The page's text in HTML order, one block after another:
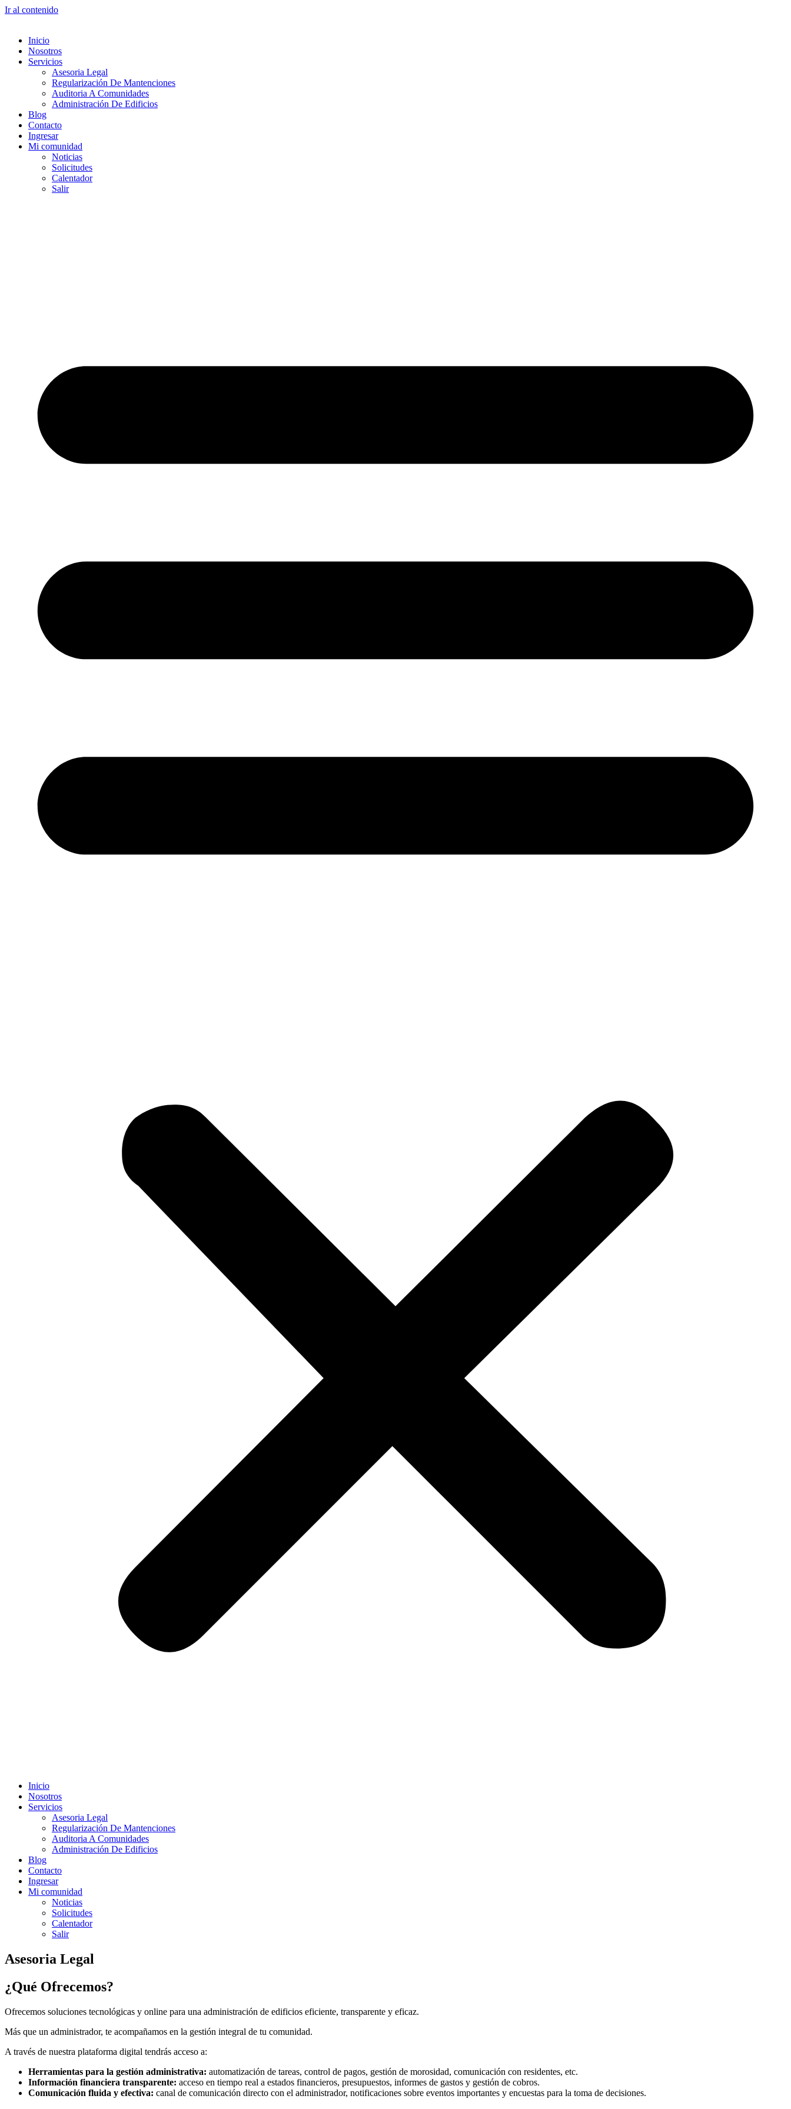
Ir al contenido
Inicio
Nosotros
Servicios
Asesoria Legal
Regularización De Mantenciones
Auditoria A Comunidades
Administración De Edificios
Blog
Contacto
Ingresar
Mi comunidad
Noticias
Solicitudes
Calentador
Salir
Inicio
Nosotros
Servicios
Asesoria Legal
Regularización De Mantenciones
Auditoria A Comunidades
Administración De Edificios
Blog
Contacto
Ingresar
Mi comunidad
Noticias
Solicitudes
Calentador
Salir
Asesoria Legal
¿Qué Ofrecemos?
Ofrecemos soluciones tecnológicas y online para una administración de edificios eficiente, transparente y eficaz.
Más que un administrador, te acompañamos en la gestión integral de tu comunidad.
A través de nuestra plataforma digital tendrás acceso a:
Herramientas para la gestión administrativa: automatización de tareas, control de pagos, gestión de morosidad, comunicación con residentes, etc.
Información financiera transparente: acceso en tiempo real a estados financieros, presupuestos, informes de gastos y gestión de cobros.
Comunicación fluida y efectiva: canal de comunicación directo con el administrador, notificaciones sobre eventos importantes y encuestas para la toma de decisiones.